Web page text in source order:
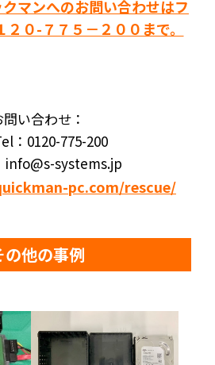
マンへのお問い合わせはフ
２０-７７５－２００まで。
問い合わせ：
0120-775-200
systems.jp
pc.com/rescue/
の他の事例